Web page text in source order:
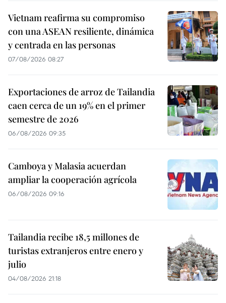
Vietnam reafirma su compromiso
con una ASEAN resiliente, dinámica
y centrada en las personas
07/08/2026 08:27
Exportaciones de arroz de Tailandia
caen cerca de un 19% en el primer
semestre de 2026
06/08/2026 09:35
Camboya y Malasia acuerdan
ampliar la cooperación agrícola
06/08/2026 09:16
Tailandia recibe 18,5 millones de
turistas extranjeros entre enero y
julio
04/08/2026 21:18